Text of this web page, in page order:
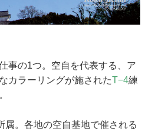
事の1つ。空自を代表する、ア
カラーリングが施されたT−4練
。各地の空自基地で催される